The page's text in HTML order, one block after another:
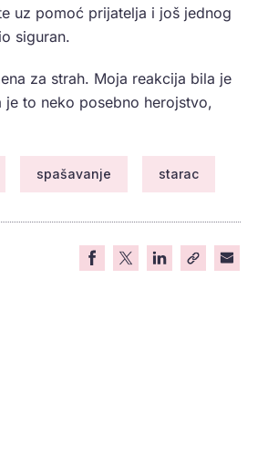
uz pomoć prijatelja i još jednog
siguran.
za strah. Moja reakcija bila je
to neko posebno herojstvo,
spašavanje starac